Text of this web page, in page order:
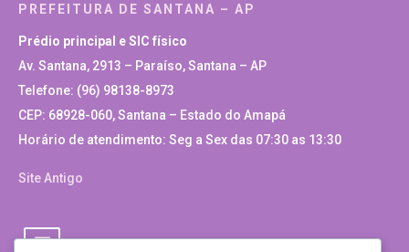
PREFEITURA DE SANTANA – AP
Prédio principal e SIC físico
Av. Santana, 2913 – Paraíso, Santana – AP
Telefone: (96) 98138-8973
CEP: 68928-060, Santana – Estado do Amapá
Horário de atendimento: Seg a Sex das 07:30 as 13:30
Site Antigo